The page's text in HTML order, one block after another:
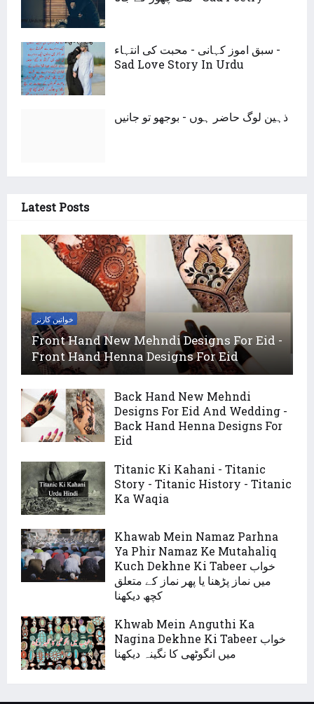
سبق اموز کہانی - محبت کی انتہاء -
Sad Love Story In Urdu
ذہین لوگ حاضر ہوں - بوجھو تو جانیں
Latest Posts
خواتین کارنر
Front Hand New Mehndi Designs For Eid -
Front Hand Henna Designs For Eid
Back Hand New Mehndi
Designs For Eid And Wedding -
Back Hand Henna Designs For
Eid
Titanic Ki Kahani - Titanic
Story - Titanic History - Titanic
Ka Waqia
Khawab Mein Namaz Parhna
Ya Phir Namaz Ke Mutahaliq
Kuch Dekhne Ki Tabeer خواب
میں نماز پڑھنا یا پھر نماز کے متعلق
کچھ دیکھنا
Khwab Mein Anguthi Ka
Nagina Dekhne Ki Tabeer خواب
میں انگوٹھی کا نگینہ دیکھنا